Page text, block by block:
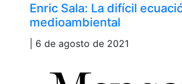
Enric Sala: La difícil
medioambiental
| 6 de agosto de 2021